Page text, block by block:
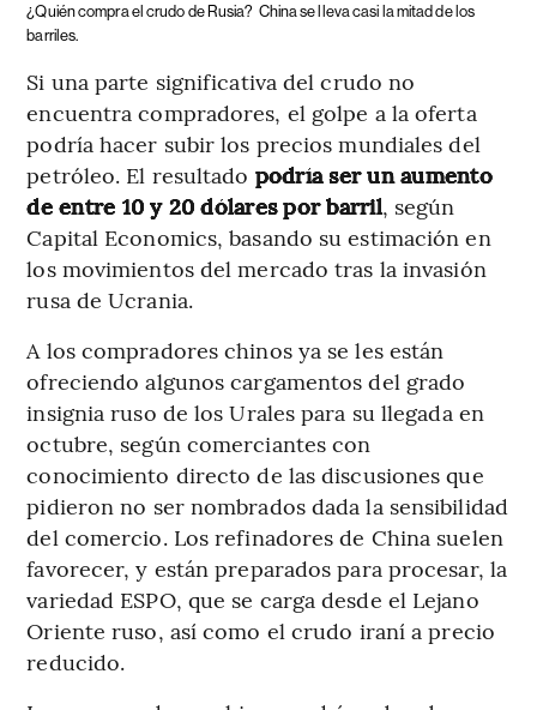
¿Quién compra el crudo de Rusia? China se lleva casi la mitad de los
barriles.
Si una parte significativa del crudo no
encuentra compradores, el golpe a la oferta
podría hacer subir los precios mundiales del
petróleo. El resultado podría ser un aumento
de entre 10 y 20 dólares por barril, según
Capital Economics, basando su estimación en
los movimientos del mercado tras la invasión
rusa de Ucrania.
A los compradores chinos ya se les están
ofreciendo algunos cargamentos del grado
insignia ruso de los Urales para su llegada en
octubre, según comerciantes con
conocimiento directo de las discusiones que
pidieron no ser nombrados dada la sensibilidad
del comercio. Los refinadores de China suelen
favorecer, y están preparados para procesar, la
variedad ESPO, que se carga desde el Lejano
Oriente ruso, así como el crudo iraní a precio
reducido.